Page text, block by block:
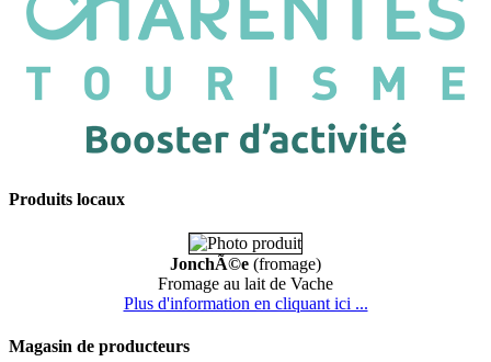
Produits locaux
JonchÃ©e (fromage)
Fromage au lait de Vache
Plus d'information en cliquant ici ...
Magasin de producteurs